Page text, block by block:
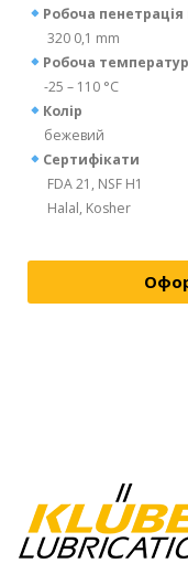
Робоча пенетрація
320 0,1 mm
Робоча
-25 – 110 °C
Колір
бежевий
Сертифікати
FDA 21, NSF H1
Halal, Kosher